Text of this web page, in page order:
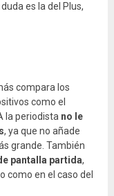
es la del Plus,
compara los
como el
la periodista no le
, ya que no añade
grande. También
pantalla partida,
como en el caso del